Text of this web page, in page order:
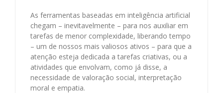
As ferramentas baseadas em inteligência artificial
chegam – inevitavelmente – para nos auxiliar em
tarefas de menor complexidade, liberando tempo
– um de nossos mais valiosos ativos – para que a
atenção esteja dedicada a tarefas criativas, ou a
atividades que envolvam, como já disse, a
necessidade de valoração social, interpretação
moral e empatia.